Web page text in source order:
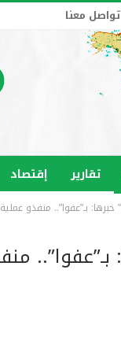
تواصل معنا
تقارير إقتصاد
خبرها: بـ”عفوا”.. منفذو
بـ”عفوا”..